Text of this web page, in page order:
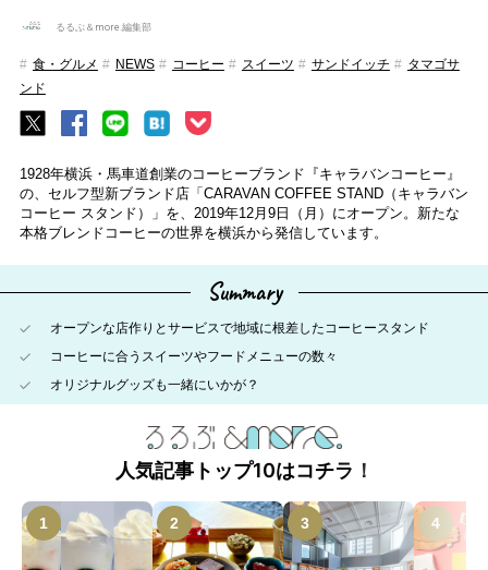
るるぶ＆more.編集部
食・グルメ NEWS コーヒー スイーツ サンドイッチ
タマゴサ
ンド
1928年横浜・馬車道創業のコーヒーブランド『キャラバンコーヒー』
の、セルフ型新ブランド店「CARAVAN COFFEE STAND（キャラバン
コーヒー スタンド）」を、2019年12月9日（月）にオープン。新たな
本格ブレンドコーヒーの世界を横浜から発信しています。
Summary
オープンな店作りとサービスで地域に根差したコーヒースタンド
コーヒーに合うスイーツやフードメニューの数々
オリジナルグッズも一緒にいかが？
人気記事トップ10はコチラ！